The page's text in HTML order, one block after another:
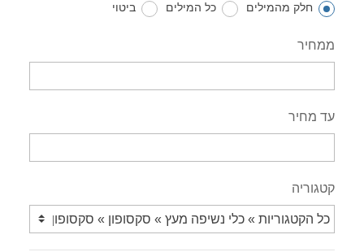
חלק מהמילים כל המילים ביטוי
ממחיר
עד מחיר
קטגוריה